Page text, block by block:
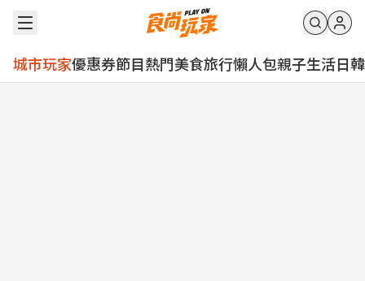
城市玩家優惠券節目熱門美食旅行懶人包親子生活日韓